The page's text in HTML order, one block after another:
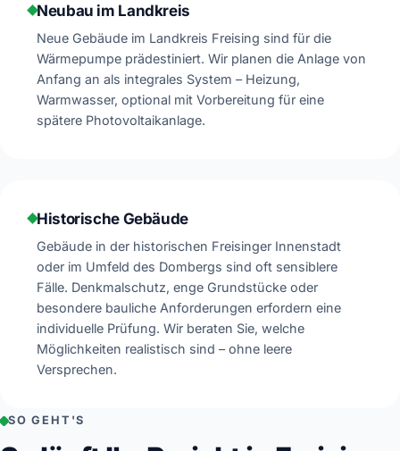
Neubau im Landkreis
Neue Gebäude im Landkreis Freising sind für die
Wärmepumpe prädestiniert. Wir planen die Anlage von
Anfang an als integrales System – Heizung,
Warmwasser, optional mit Vorbereitung für eine
spätere Photovoltaikanlage.
Historische Gebäude
Gebäude in der historischen Freisinger Innenstadt
oder im Umfeld des Dombergs sind oft sensiblere
Fälle. Denkmalschutz, enge Grundstücke oder
besondere bauliche Anforderungen erfordern eine
individuelle Prüfung. Wir beraten Sie, welche
Möglichkeiten realistisch sind – ohne leere
Versprechen.
SO GEHT'S